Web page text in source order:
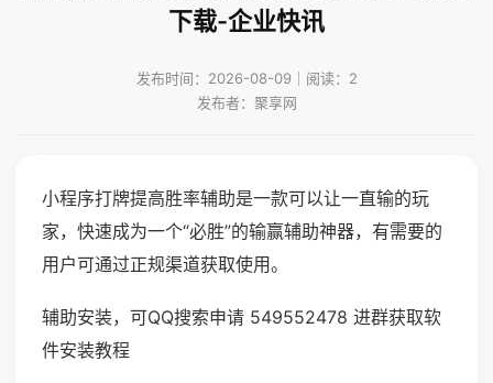
下载-企业快讯
发布时间：2026-08-09｜阅读：2
发布者：聚享网
小程序打牌提高胜率辅助是一款可以让一直输的玩
家，快速成为一个“必胜”的输赢辅助神器，有需要的
用户可通过正规渠道获取使用。
辅助安装，可QQ搜索申请 549552478 进群获取软
件安装教程